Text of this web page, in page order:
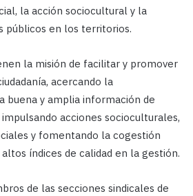
la acción sociocultural y la
públicos en los territorios.
la misión de facilitar y promover
acercando la
buena y amplia información de
impulsando acciones socioculturales,
y fomentando la cogestión
índices de calidad en la gestión.
de las secciones sindicales de